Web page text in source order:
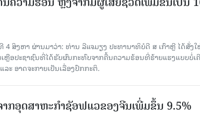
4 ສິງຫາ ຜ່ານມາວ່າ: ທ່ານ ລີແຈມຽງ ປະທານາທິບໍດີ ສ ເກົາຫຼີ ໄດ້ສັ່ງ
ຫຼືອປະຊາຊົນທີ່ໄດ້ຮັບຜົນກະທົບຈາກຄື້ນຄວາມຮ້ອນທີ່ຮ້າຍແຮງແບບບໍ່ເ
ະ ອາດຈະກາຍເປັນເລື່ອງປົກກະຕິ.
ກອຸດສາຫະກຳຊັອຟແວຂອງຈີນເພີ່ມຂຶ້ນ 9.5%